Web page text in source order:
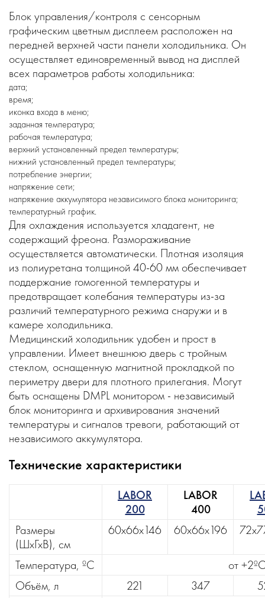
Блок управления/контроля с сенсорным
графическим цветным дисплеем расположен на
передней верхней части панели холодильника. Он
осуществляет единовременный вывод на дисплей
всех параметров работы холодильника:
дата;
время;
иконка входа в меню;
заданная температура;
рабочая температура;
верхний установленный предел температуры;
нижний установленный предел температуры;
потребление энергии;
напряжение сети;
напряжение аккумулятора независимого блока мониторинга;
температурный график.
Для охлаждения используется хладагент, не
содержащий фреона. Размораживание
осуществляется автоматически. Плотная изоляция
из полиуретана толщиной 40-60 мм обеспечивает
поддержание гомогенной температуры и
предотвращает колебания температуры из-за
различий температурного режима снаружи и в
камере холодильника.
Медицинский холодильник удобен и прост в
управлении. Имеет внешнюю дверь с тройным
стеклом, оснащенную магнитной прокладкой по
периметру двери для плотного прилегания. Могут
быть оснащены DMPL монитором - независимый
блок мониторинга и архивирования значений
температуры и сигналов тревоги, работающий от
независимого аккумулятора.
Технические характеристики
LABOR
200
LABOR
400
Размеры
(ШхГхВ), см
60х66х146 60х66х196
Температура, ºС
от
Объём, л
221 347